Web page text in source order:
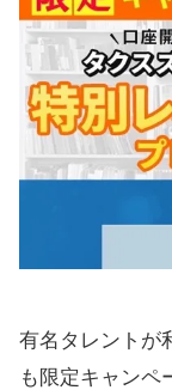
有名タレントが
も限定キャンペ